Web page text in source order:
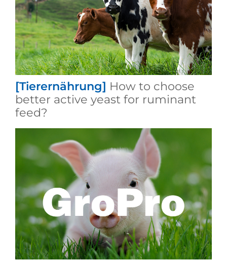
[Tierernährung] How to choose
better active yeast for ruminant
feed?